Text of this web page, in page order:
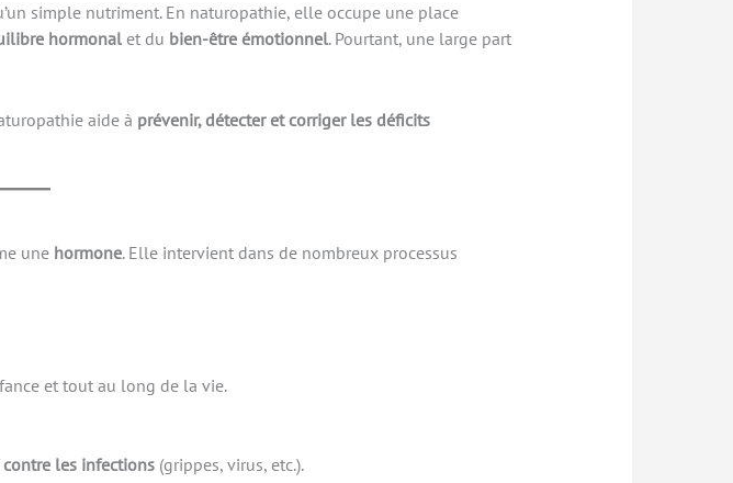
simple nutriment. En naturopathie, elle occupe une place
hormonalet du bien-être émotionnel. Pourtant, une large part
aide à prévenir, détecter et corriger les déficits
une hormone. Elle intervient dans de nombreux processus
et tout au long de la vie.
les infections(grippes, virus, etc.).